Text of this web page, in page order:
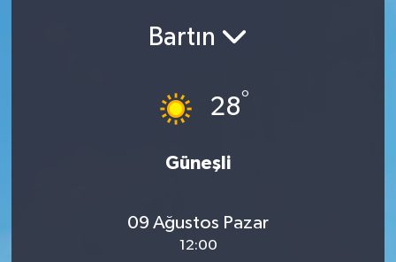
Bartın
28°
Güneşli
09 Ağustos Pazar
12:00